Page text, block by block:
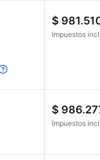
$
Impuestos
$
Impuestos